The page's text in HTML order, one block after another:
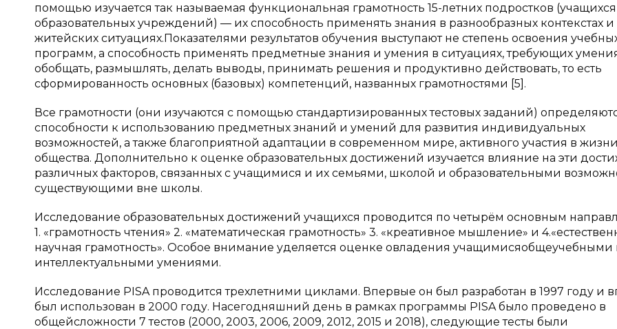
помощью изучается так называемая функциональная грамотность 15-летних подростков (учащихся
образовательных учреждений) — их способность применять знания в разнообразных контекстах и
житейских ситуациях.Показателями результатов обучения выступают не степень освоения
программ, а способность применять предметные знания и умения в ситуациях, требующих
обобщать, размышлять, делать выводы, принимать решения и продуктивно действовать, то есть
сформированность основных (базовых) компетенций, названных грамотностями [5].
Все грамотности (они изучаются с помощью стандартизированных тестовых заданий)
способности к использованию предметных знаний и умений для развития индивидуальных
возможностей, а также благоприятной адаптации в современном мире, активного участия в жизни
общества. Дополнительно к оценке образовательных достижений изучается влияние на эти
различных факторов, связанных с учащимися и их семьями, школой и образовательными
существующими вне школы.
Исследование образовательных достижений учащихся проводится по четырём основным
1. «грамотность чтения» 2. «математическая грамотность» 3. «креативное мышление» и
научная грамотность». Особое внимание уделяется оценке овладения учащимисяобщеучебными
интеллектуальными умениями.
Исследование PISA проводится трехлетними циклами. Впервые он был разработан в 1997 году и
был использован в 2000 году. Насегодняшний день в рамках программы PISA было проведено в
общейсложности 7 тестов (2000, 2003, 2006, 2009, 2012, 2015 и 2018), следующие тесты были